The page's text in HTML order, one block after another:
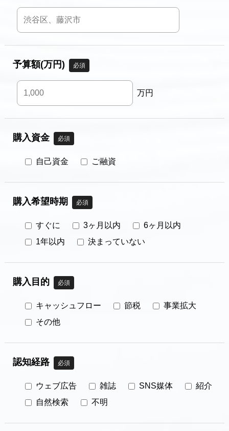
予算額(万円) 必須
万円
購入資金 必須
自己資金 ご融資
購入希望時期 必須
すぐに 3ヶ月以内
6ヶ月以内
1年以内
決まっていない
購入目的 必須
キャッシュフロー 節税
事業拡大
その他
認知経路 必須
ウェブ広告 雑誌 SNS媒体
紹介
自然検索
不明